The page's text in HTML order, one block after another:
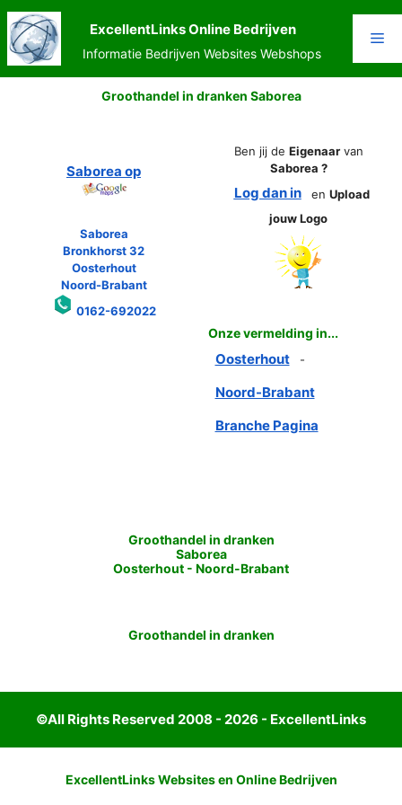
Ga
naar
de
inhoud
ExcellentLinks Online Bedrijven
Informatie Bedrijven Websites Webshops
Groothandel in dranken Saborea
Saborea op
Saborea
Bronkhorst 32
Oosterhout
Noord-Brabant
0162-692022
Ben jij de Eigenaarvan
Saborea ?
Log dan in en Upload
jouw Logo
Onze vermelding in...
Oosterhout -
Noord-Brabant
Branche Pagina
Groothandel in dranken
Saborea
Oosterhout - Noord-Brabant
Groothandel in dranken
©All Rights Reserved 2008 - 2026 - ExcellentLinks
ExcellentLinks Websites en Online Bedrijven